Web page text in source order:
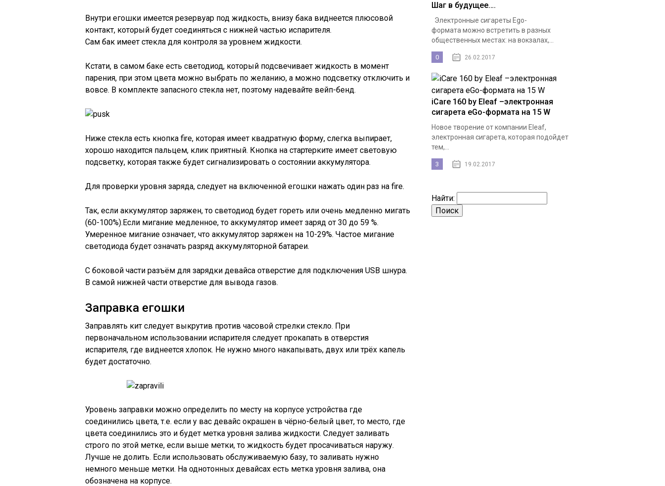
Внутри егошки имеется резервуар под жидкость, внизу бака виднеется плюсовой
контакт, который будет соединяться с нижней частью испарителя.
Сам бак имеет стекла для контроля за уровнем жидкости.
Кстати, в самом баке есть светодиод, который подсвечивает жидкость в момент
парения, при этом цвета можно выбрать по желанию, а можно подсветку отключить и
вовсе. В комплекте запасного стекла нет, поэтому надевайте вейп-бенд.
Ниже стекла есть кнопка fire, которая имеет квадратную форму, слегка выпирает,
хорошо находится пальцем, клик приятный. Кнопка на стартерките имеет световую
подсветку, которая также будет сигнализировать о состоянии аккумулятора.
Для проверки уровня заряда, следует на включенной егошки нажать один раз на fire.
Так, если аккумулятор заряжен, то светодиод будет гореть или очень медленно мигать
(60-100%).Если мигание медленное, то аккумулятор имеет заряд от 30 до 59 %.
Умеренное мигание означает, что аккумулятор заряжен на 10-29%. Частое мигание
светодиода будет означать разряд аккумуляторной батареи.
С боковой части разъём для зарядки девайса отверстие для подключения USB шнура.
В самой нижней части отверстие для вывода газов.
Заправка егошки
Заправлять кит следует выкрутив против часовой стрелки стекло. При
первоначальном использовании испарителя следует прокапать в отверстия
испарителя, где виднеется хлопок. Не нужно много накапывать, двух или трёх капель
будет достаточно.
Уровень заправки можно определить по месту на корпусе устройства где
соединились цвета, т.е. если у вас девайс окрашен в чёрно-белый цвет, то место, где
цвета соединились это и будет метка уровня залива жидкости. Следует заливать
строго по этой метке, если выше метки, то жидкость будет просачиваться наружу.
Лучше не долить. Если использовать обслуживаемую базу, то заливать нужно
немного меньше метки. На однотонных девайсах есть метка уровня залива, она
обозначена на корпусе.
Шаг в будущее….
Электронные сигареты Ego-
формата можно встретить в разных
общественных местах: на вокзалах,...
0 26.02.2017
iCare 160 by Eleaf –электронная
сигарета eGo-формата на 15 W
Новое творение от компании Eleaf,
электронная сигарета, которая подойдет
тем,...
3 19.02.2017
Найти: